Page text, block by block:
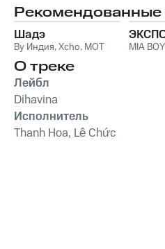
Шадэ
By Индия,Xcho, MOT MIA
О треке
Лейбл
Dihavina
Исполнитель
Thanh Hoa, Lê Chức